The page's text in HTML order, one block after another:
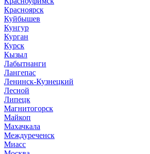
Красноярск
Куйбышев
Кунгур
Курган
Курск
Кызыл
Лабытнанги
Лангепас
Ленинск-Кузнецкий
Лесной
Липецк
Магнитогорск
Майкоп
Махачкала
Междуреченск
Миасс